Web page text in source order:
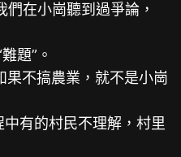
在小崗聽到過爭論，
題”。
不搞農業，就不是小崗
有的村民不理解，村里